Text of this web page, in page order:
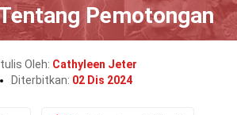
Pemotongan
Oleh: Cathyleen Jeter
Diterbitkan: 02 Dis 2024